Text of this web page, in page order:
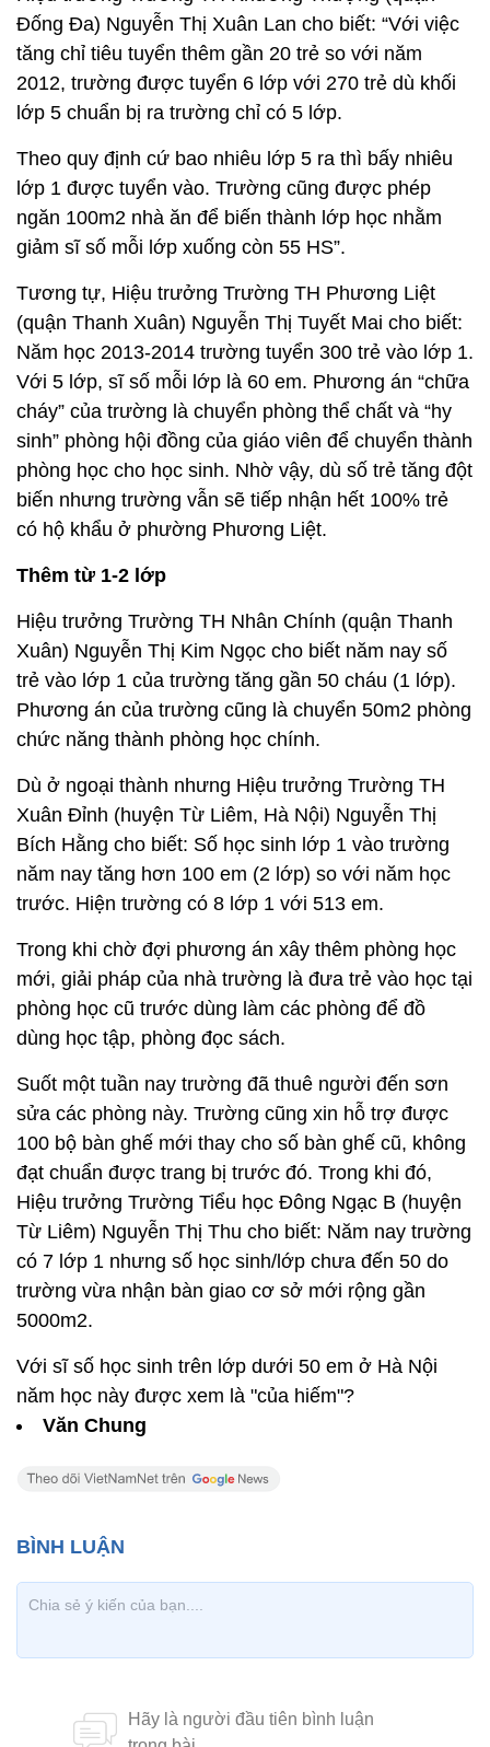
Đống Đa) Nguyễn Thị Xuân Lan cho biết: “Với việc
tăng chỉ tiêu tuyển thêm gần 20 trẻ so với năm
2012, trường được tuyển 6 lớp với 270 trẻ dù khối
lớp 5 chuẩn bị ra trường chỉ có 5 lớp.
Theo quy định cứ bao nhiêu lớp 5 ra thì bấy nhiêu
lớp 1 được tuyển vào. Trường cũng được phép
ngăn 100m2 nhà ăn để biến thành lớp học nhằm
giảm sĩ số mỗi lớp xuống còn 55 HS”.
Tương tự, Hiệu trưởng Trường TH Phương Liệt
(quận Thanh Xuân) Nguyễn Thị Tuyết Mai cho biết:
Năm học 2013-2014 trường tuyển 300 trẻ vào lớp 1.
Với 5 lớp, sĩ số mỗi lớp là 60 em. Phương án “chữa
cháy” của trường là chuyển phòng thể chất và “hy
sinh” phòng hội đồng của giáo viên để chuyển thành
phòng học cho học sinh. Nhờ vậy, dù số trẻ tăng đột
biến nhưng trường vẫn sẽ tiếp nhận hết 100% trẻ
có hộ khẩu ở phường Phương Liệt.
Thêm từ 1-2 lớp
Hiệu trưởng Trường TH Nhân Chính (quận Thanh
Xuân) Nguyễn Thị Kim Ngọc cho biết năm nay số
trẻ vào lớp 1 của trường tăng gần 50 cháu (1 lớp).
Phương án của trường cũng là chuyển 50m2 phòng
chức năng thành phòng học chính.
Dù ở ngoại thành nhưng Hiệu trưởng Trường TH
Xuân Đỉnh (huyện Từ Liêm, Hà Nội) Nguyễn Thị
Bích Hằng cho biết: Số học sinh lớp 1 vào trường
năm nay tăng hơn 100 em (2 lớp) so với năm học
trước. Hiện trường có 8 lớp 1 với 513 em.
Trong khi chờ đợi phương án xây thêm phòng học
mới, giải pháp của nhà trường là đưa trẻ vào học tại
phòng học cũ trước dùng làm các phòng để đồ
dùng học tập, phòng đọc sách.
Suốt một tuần nay trường đã thuê người đến sơn
sửa các phòng này. Trường cũng xin hỗ trợ được
100 bộ bàn ghế mới thay cho số bàn ghế cũ, không
đạt chuẩn được trang bị trước đó. Trong khi đó,
Hiệu trưởng Trường Tiểu học Đông Ngạc B (huyện
Từ Liêm) Nguyễn Thị Thu cho biết: Năm nay trường
có 7 lớp 1 nhưng số học sinh/lớp chưa đến 50 do
trường vừa nhận bàn giao cơ sở mới rộng gần
5000m2.
Với sĩ số học sinh trên lớp dưới 50 em ở Hà Nội
năm học này được xem là "của hiếm"?
Văn Chung